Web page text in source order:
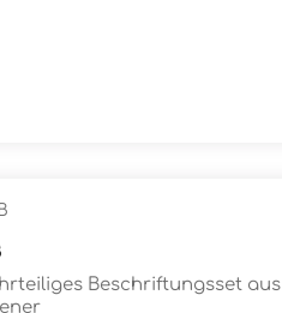
DetailsBeschriftungsset aus